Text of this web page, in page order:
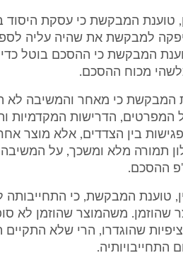
טוענת המבקשת כי עסקת היסוד
למבקשת את שהיה עליה
המבקשת כי ההסכם בוטל כדין
מכוח ההסכם.
המבקשת כי מאחר והמשיבה
המפרטים, הדרישות המקדמיות
בין הצדדים, אלא מוצר
תמורה מלא ומשכך, על
ההסכם.
טוענת המבקשת, כי
שהוזמן. משהמוצר שהוזמן לא
שהוגדרו, הרי שלא
התחייבויותיה.